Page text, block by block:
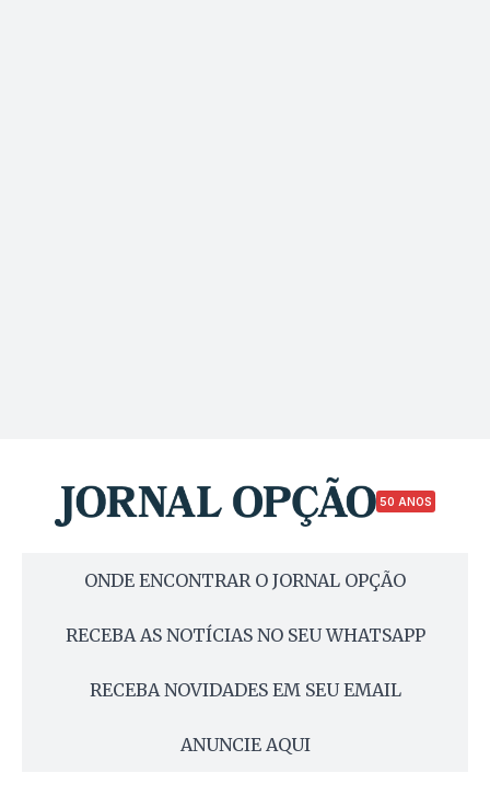
50 ANOS
ONDE ENCONTRAR O JORNAL OPÇÃO
RECEBA AS NOTÍCIAS NO SEU WHATSAPP
RECEBA NOVIDADES EM SEU EMAIL
ANUNCIE AQUI